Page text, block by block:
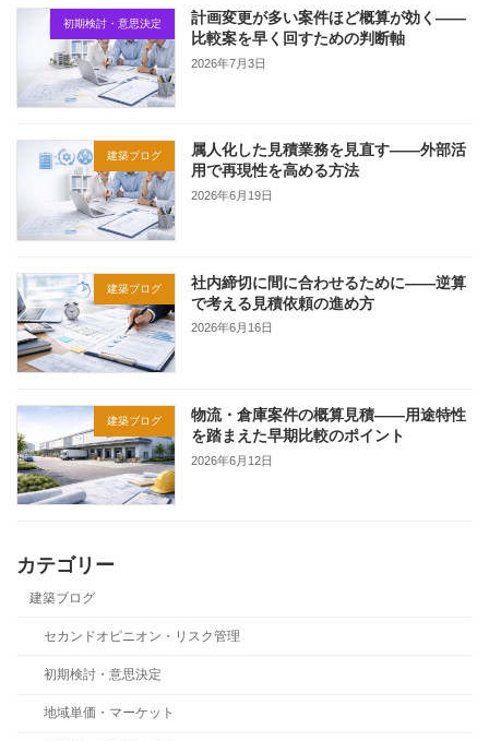
初期検討・意思決定
計画変更が多い案件ほど概算が効く——
比較案を早く回すための判断軸
2026年7月3日
建築ブログ
属人化した見積業務を見直す——外部活
用で再現性を高める方法
2026年6月19日
建築ブログ
社内締切に間に合わせるために——逆算
で考える見積依頼の進め方
2026年6月16日
建築ブログ
物流・倉庫案件の概算見積——用途特性
を踏まえた早期比較のポイント
2026年6月12日
カテゴリー
建築ブログ
セカンドオピニオン・リスク管理
初期検討・意思決定
地域単価・マーケット